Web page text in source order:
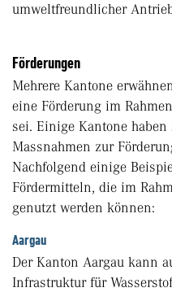
umweltfreundlicher
Förderungen
Mehrere Kantone
eine Förderung im
sei. Einige Kantone
Massnahmen zur
Nachfolgend einige
Fördermitteln, die im
genutzt werden können:
Aargau
Der Kanton Aargau kann
Infrastruktur für